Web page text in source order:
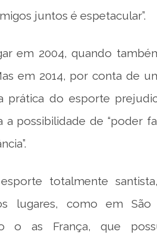
juntos é espetacular”.
em 2004, quando
em 2014, por conta de
prática do esporte
a possibilidade de “poder
totalmente
lugares, como em
o as França, que